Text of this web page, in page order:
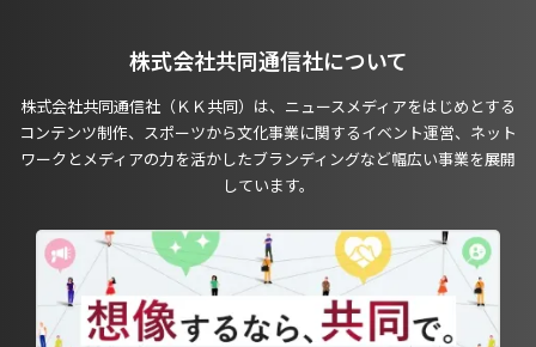
株式会社共同通信社について
株式会社共同通信社（ＫＫ共同）は、ニュースメディアをはじめとする
コンテンツ制作、スポーツから文化事業に関するイベント運営、ネット
ワークとメディアの力を活かしたブランディングなど幅広い事業を展開
しています。